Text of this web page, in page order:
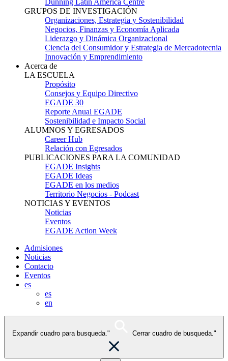
Dunning Latin America Centre
GRUPOS DE INVESTIGACIÓN
Organizaciones, Estrategia y Sostenibilidad
Negocios, Finanzas y Economía Aplicada
Liderazgo y Dinámica Organizacional
Ciencia del Consumidor y Estrategia de Mercadotecnia
Innovación y Emprendimiento
Acerca de
LA ESCUELA
Propósito
Consejos y Equipo Directivo
EGADE 30
Reporte Anual EGADE
Sostenibilidad e Impacto Social
ALUMNOS Y EGRESADOS
Career Hub
Relación con Egresados
PUBLICACIONES PARA LA COMUNIDAD
EGADE Insights
EGADE Ideas
EGADE en los medios
Territorio Negocios - Podcast
NOTICIAS Y EVENTOS
Noticias
Eventos
EGADE Action Week
Admisiones
Noticias
Contacto
Eventos
es
es
en
Expandir cuadro para busqueda." Cerrar cuadro de busqueda."